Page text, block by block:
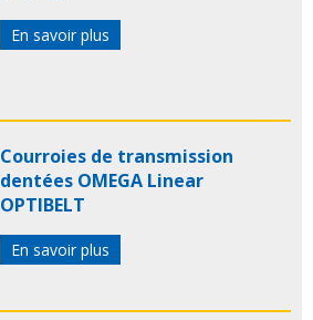
En savoir plus
Courroies de transmission
dentées OMEGA Linear
OPTIBELT
En savoir plus